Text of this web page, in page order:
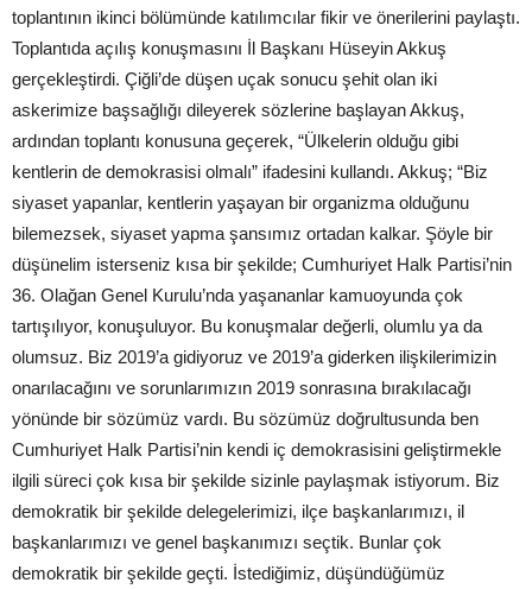
toplantının ikinci bölümünde katılımcılar fikir ve önerilerini paylaştı.
Toplantıda açılış konuşmasını İl Başkanı Hüseyin Akkuş
gerçekleştirdi. Çiğli’de düşen uçak sonucu şehit olan iki
askerimize başsağlığı dileyerek sözlerine başlayan Akkuş,
ardından toplantı konusuna geçerek, “Ülkelerin olduğu gibi
kentlerin de demokrasisi olmalı” ifadesini kullandı. Akkuş; “Biz
siyaset yapanlar, kentlerin yaşayan bir organizma olduğunu
bilemezsek, siyaset yapma şansımız ortadan kalkar. Şöyle bir
düşünelim isterseniz kısa bir şekilde; Cumhuriyet Halk Partisi’nin
36. Olağan Genel Kurulu’nda yaşananlar kamuoyunda çok
tartışılıyor, konuşuluyor. Bu konuşmalar değerli, olumlu ya da
olumsuz. Biz 2019’a gidiyoruz ve 2019’a giderken ilişkilerimizin
onarılacağını ve sorunlarımızın 2019 sonrasına bırakılacağı
yönünde bir sözümüz vardı. Bu sözümüz doğrultusunda ben
Cumhuriyet Halk Partisi’nin kendi iç demokrasisini geliştirmekle
ilgili süreci çok kısa bir şekilde sizinle paylaşmak istiyorum. Biz
demokratik bir şekilde delegelerimizi, ilçe başkanlarımızı, il
başkanlarımızı ve genel başkanımızı seçtik. Bunlar çok
demokratik bir şekilde geçti. İstediğimiz, düşündüğümüz